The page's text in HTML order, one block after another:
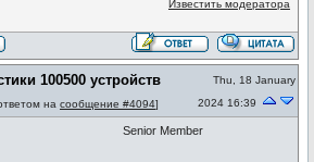
Известить модератора
100500 устройств
на сообщение #4094]
Thu, 18 January
2024 16:39
Senior Member